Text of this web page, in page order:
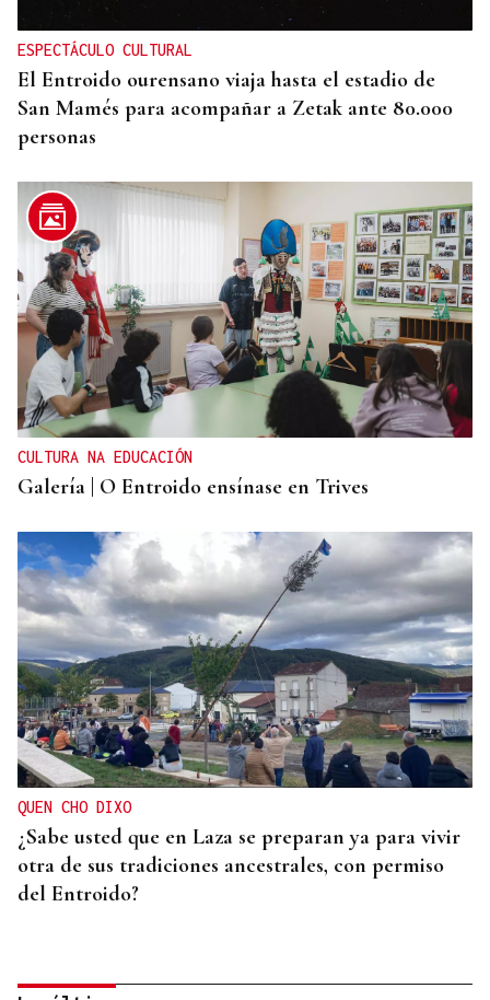
ESPECTÁCULO CULTURAL
El Entroido ourensano viaja hasta el estadio de
San Mamés para acompañar a Zetak ante 80.000
personas
CULTURA NA EDUCACIÓN
Galería | O Entroido ensínase en Trives
QUEN CHO DIXO
¿Sabe usted que en Laza se preparan ya para vivir
otra de sus tradiciones ancestrales, con permiso
del Entroido?